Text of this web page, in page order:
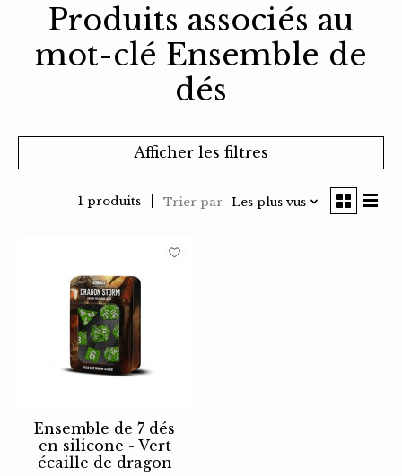
Produits associés au
mot-clé Ensemble de
dés
Afficher les filtres
1 produits Trier par Les plus vus
Ensemble de 7 dés
en silicone - Vert
écaille de dragon